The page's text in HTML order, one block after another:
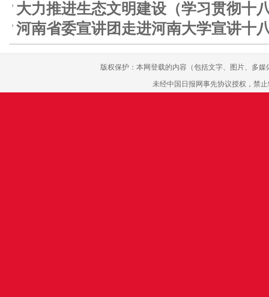
大力推进生态文明建设（学习贯彻十
河南省委宣讲团走进河南大学宣讲十
版权保护：本网登载的内容（包括文字、图片、多
未经中国日报网事先协议授权，禁止